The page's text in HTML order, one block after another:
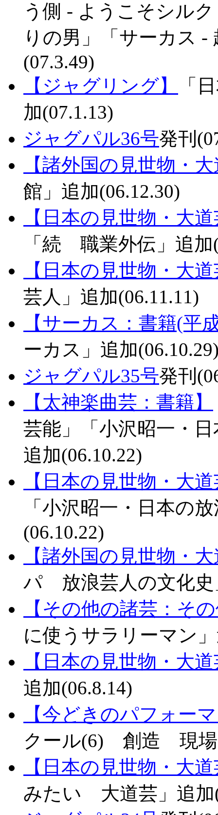
う側 - ようこそシル
りの男」「サーカス -
(07.3.49)
【ジャグリング】
「
加(07.1.13)
ジャグパル36号発刊
【諸外国の見世物・
館」追加(06.12.30)
【日本の見世物・大
「続 職業外伝」追加
【日本の見世物・大
芸人」追加(06.11.11)
【サーカス：書籍(平
ーカス」追加
ジャグパル35号発刊
【太神楽曲芸：書籍】
芸能」「小沢昭一・
追加(06.10.22)
【日本の見世物・大
「小沢昭一・日本の
(06.10.22)
【諸外国の見世物・
パ 放浪芸人の文化史
【その他の諸芸：そ
に使うサラリーマン
【日本の見世物・大
追加(06.8.14)
【今どきのパフォー
クール(6) 創造 現場
【日本の見世物・大
みたい 大道芸」追加